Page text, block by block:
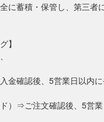
に蓄積・保管し、第三者
】
金確認後、5営業日以内に
ド）⇒ご注文確認後、5営